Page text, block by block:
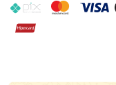
PIX MasterCard
VISA
Hipercard
Promoção